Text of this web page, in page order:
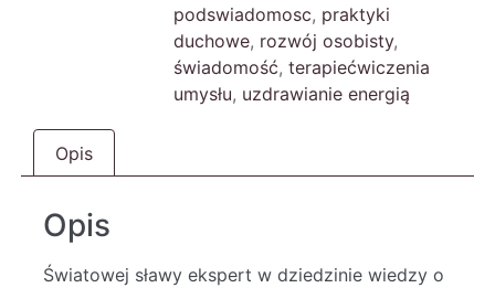
podswiadomosc, praktyki
duchowe, rozwój osobisty,
świadomość, terapiećwiczenia
umysłu, uzdrawianie energią
Opis
Opis
Światowej sławy ekspert w dziedzinie wiedzy o